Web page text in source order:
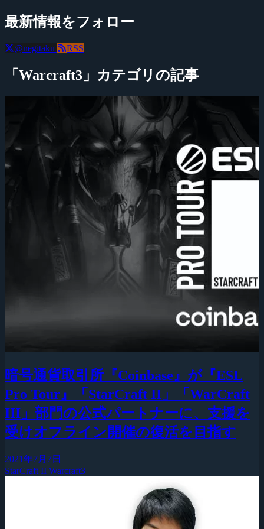
最新情報をフォロー
@negitaku RSS
「Warcraft3」カテゴリの記事
暗号通貨取引所『Coinbase』が『ESL
Pro Tour』「StarCraft II」「WarCraft
III」部門の公式パートナーに、支援を
受けオフライン開催の復活を目指す
2021年7月7日
StarCraft II Warcraft3